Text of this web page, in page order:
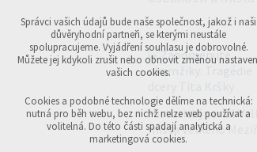
marketingová cookies (Google,Sklik)
Více informací o cookies na našem webu
Přijmout všechny cookies
Odmítnout vše
Správci vašich údajů bude naše společnost, jakož i naši
důvěryhodní partneři, se kterými neustále
spolupracujeme. Vyjádření souhlasu je dobrovolné.
Můžete jej kdykoli zrušit nebo obnovit změnou
vašich cookies.
Cookies a podobné technologie dělíme na technická:
nutná pro běh webu, bez nichž nelze web používat a
volitelná. Do této části spadají analytická a
marketingová cookies.
Historický seriál
místa Velkého